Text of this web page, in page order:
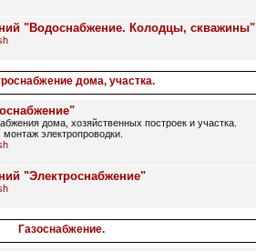
"Водоснабжение. Колодцы, скважины"
дома, участка.
дома, хозяйственных построек и участка.
электропроводки.
"Электроснабжение"
Газоснабжение.